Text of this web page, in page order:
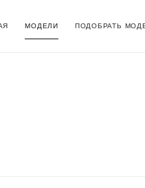
МОДЕЛИ ПОДОБРАТЬ